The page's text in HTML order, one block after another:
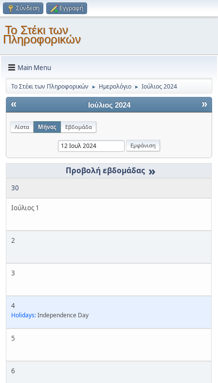
Σύνδεση Εγγραφή
Το Στέκι των
Πληροφορικών
Main Menu
Το Στέκι των Πληροφορικών ► Ημερολόγιο ► Ιούλιος 2024
« »
Ιούλιος 2024
Λίστα Μήνας Εβδομάδα
»
30
Ιούλιος 1
2
3
4
Holidays:Independence Day
5
6